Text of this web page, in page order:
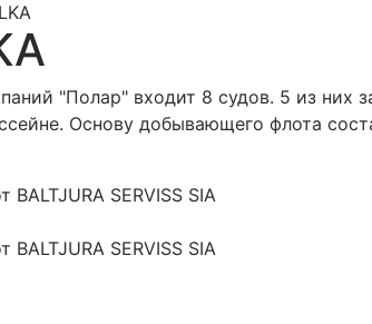
"Полар" входит 8 судов. 5 из
Основу добывающего флота
SERVISS SIA
SERVISS SIA